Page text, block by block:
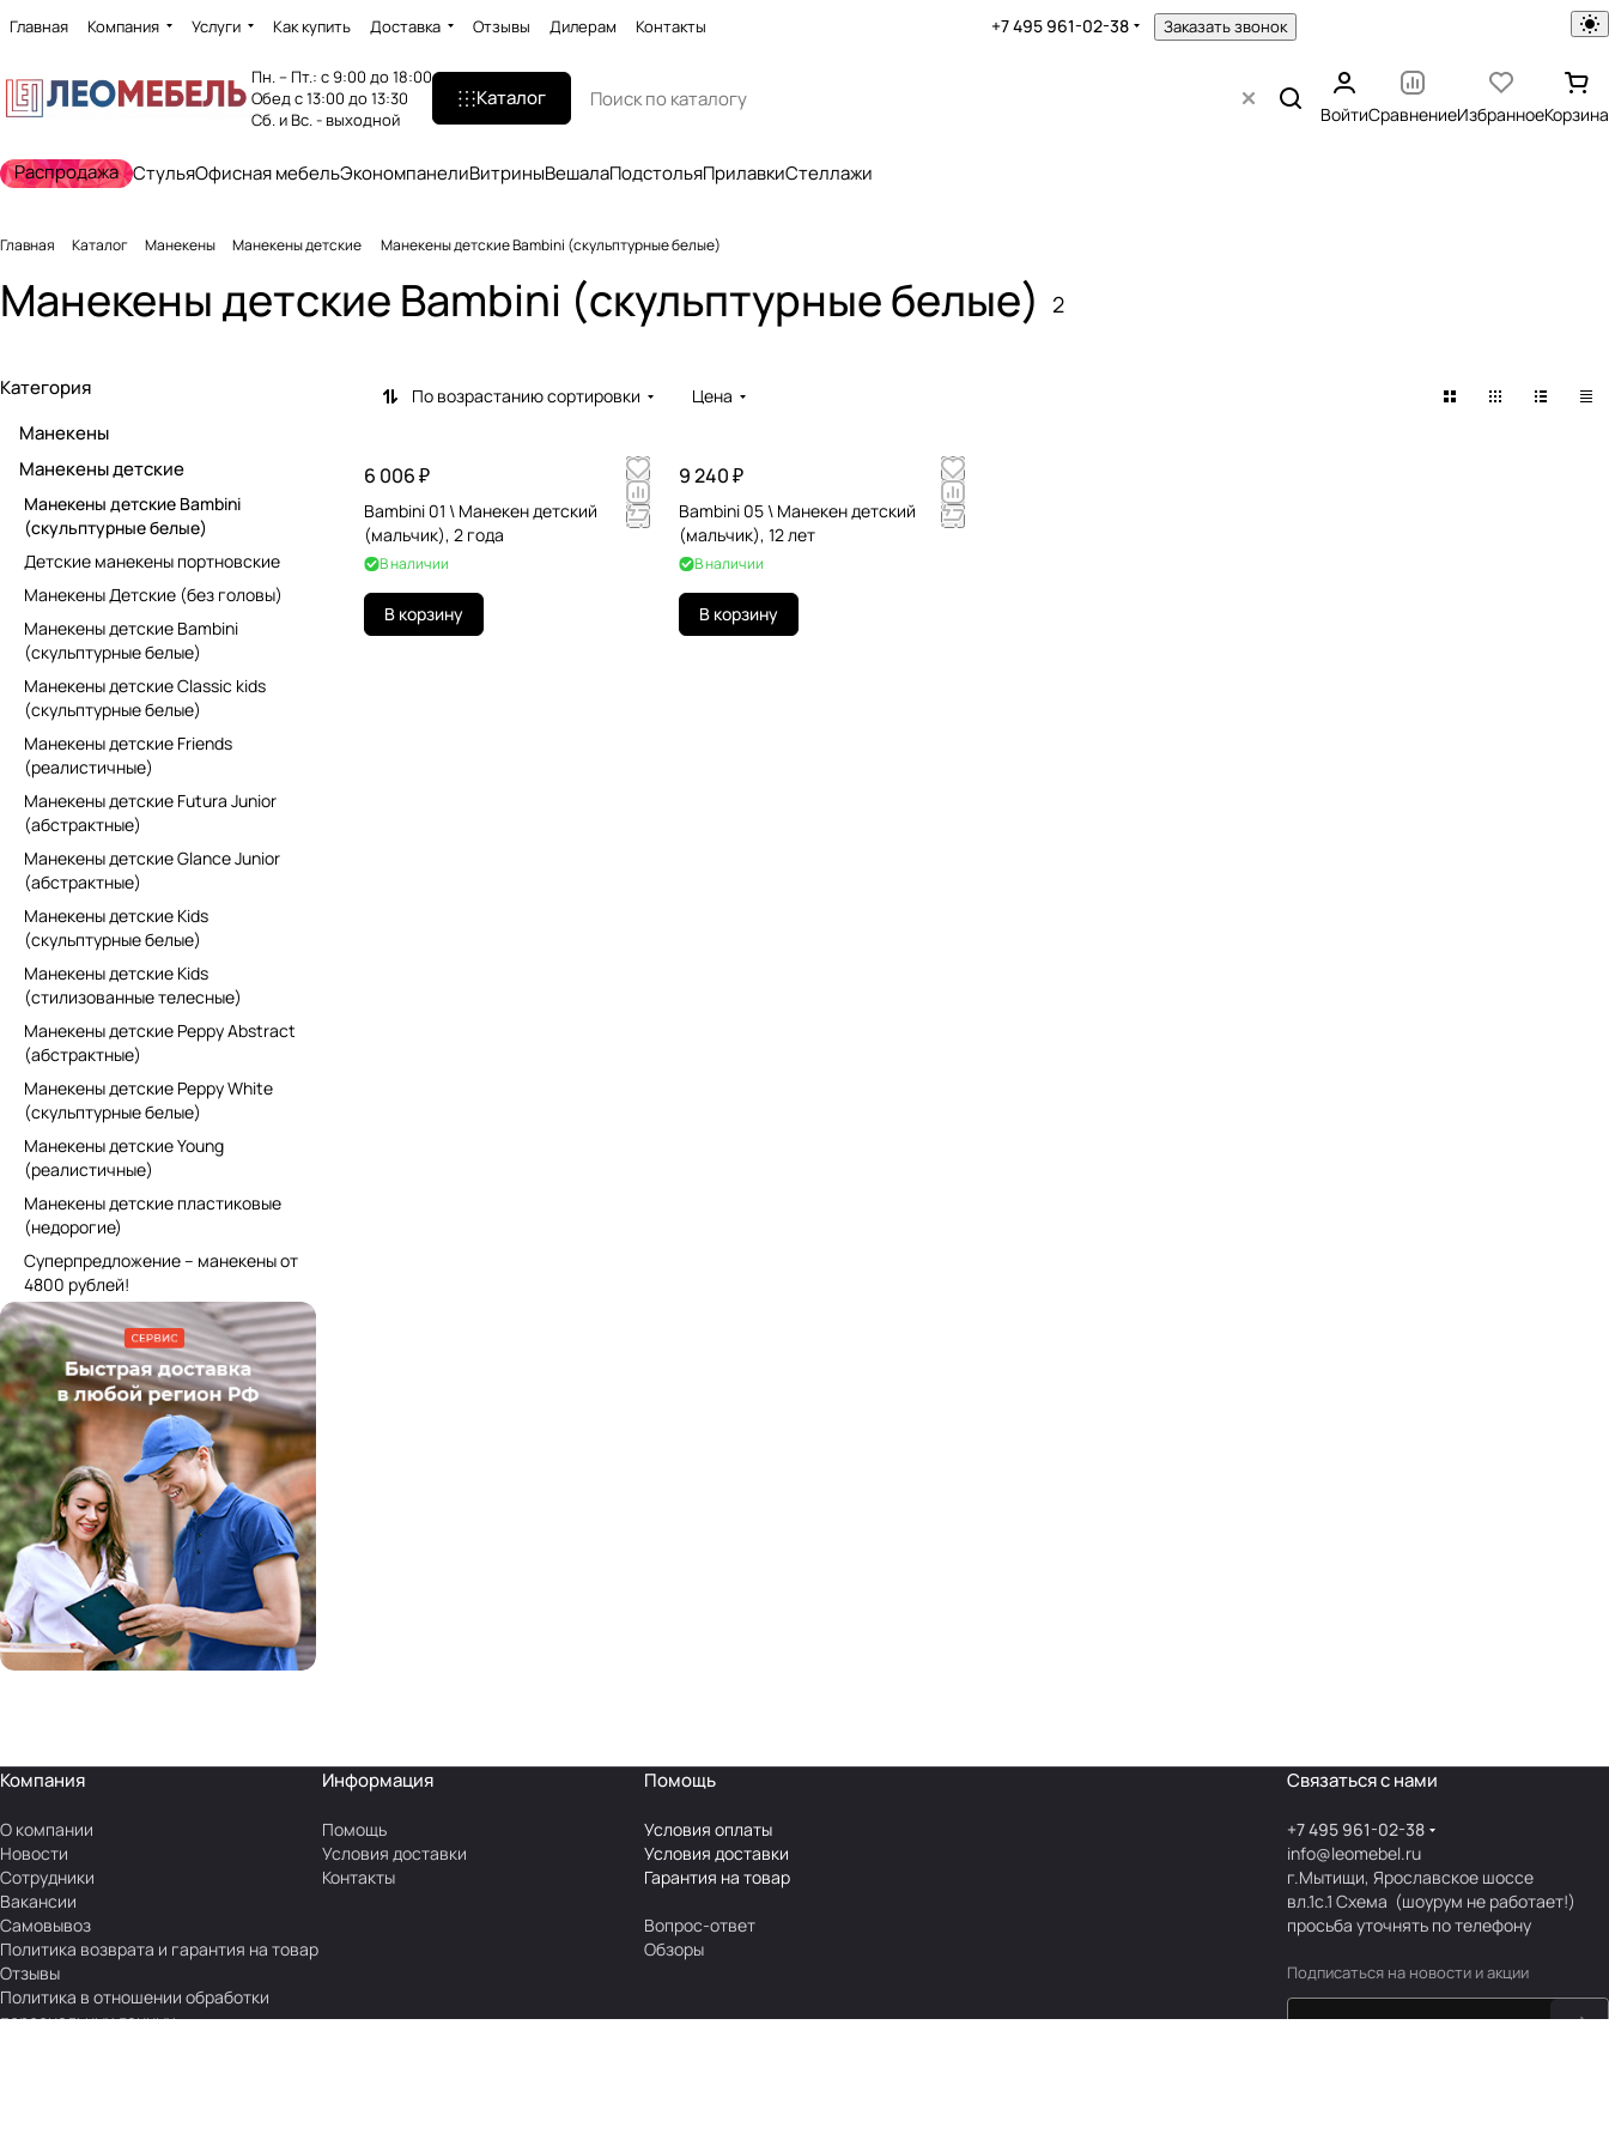
Главная Компания Услуги Как купить Доставка Отзывы Дилерам Контакты +7 495 961-02-38 Заказать звонок
Пн. – Пт.: с 9:00 до 18:00
Обед с 13:00 до 13:30
Сб. и Вс. - выходной
Каталог
ВойтиСравнениеИзбранноеКорзина
Распродажа СтульяОфисная мебельЭкономпанелиВитриныВешалаПодстольяПрилавкиСтеллажи
Главная Каталог Манекены Манекены детские Манекены детские Bambini (скульптурные белые)
Манекены детские Bambini (скульптурные белые) 2
По возрастанию сортировки Цена
6 006 ₽
Bambini 01 \ Манекен детский
(мальчик), 2 года
В наличии
В корзину
9 240 ₽
Bambini 05 \ Mанекен детский
(мальчик), 12 лет
В наличии
В корзину
Категория
Манекены
Манекены детские
Манекены детские Bambini
(скульптурные белые)
Детские манекены портновские
Манекены Детские (без головы)
Манекены детские Bambini
(скульптурные белые)
Манекены детские Classic kids
(скульптурные белые)
Манекены детские Friends
(реалистичные)
Манекены детские Futura Junior
(абстрактные)
Манекены детские Glance Junior
(абстрактные)
Манекены детские Kids
(скульптурные белые)
Манекены детские Kids
(стилизованные телесные)
Манекены детские Peppy Abstract
(абстрактные)
Манекены детские Peppy White
(скульптурные белые)
Манекены детские Young
(реалистичные)
Манекены детские пластиковые
(недорогие)
Суперпредложение – манекены от
4800 рублей!
Компания
О компании
Новости
Сотрудники
Вакансии
Самовывоз
Политика возврата и гарантия на товар
Отзывы
Политика в отношении обработки
персональных данных
Информация
Помощь
Условия доставки
Контакты
Помощь
Условия оплаты
Условия доставки
Гарантия на товар
Вопрос-ответ
Обзоры
Связаться с нами
+7 495 961-02-38
info@leomebel.ru
г.Мытищи, Ярославское шоссе
вл.1с.1Схема (шоурум не работает!)
просьба уточнять по телефону
Подписаться на новости и акции